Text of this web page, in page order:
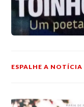
ESPALHE A NOTÍCIA